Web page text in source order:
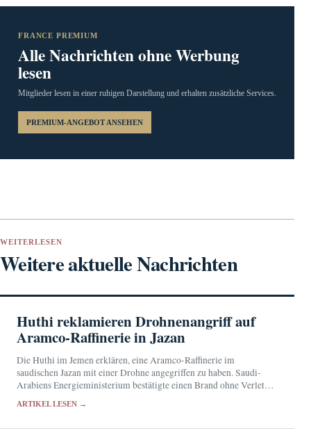
FRANCE PREMIUM
Alle Nachrichten ohne Werbung
lesen
Mitglieder lesen in einer ruhigen Darstellung und erhalten zusätzliche Services.
PREMIUM-ANGEBOT ANSEHEN
WEITERLESEN
Weitere aktuelle Nachrichten
Huthi reklamieren Drohnenangriff auf
Aramco-Raffinerie in Jazan
Die Huthi im Jemen erklären, eine Aramco-Raffinerie im
saudischen Jazan mit einer Drohne angegriffen zu haben. Saudi-
Arabiens Energieministerium bestätigte einen Brand ohne Verletzte,
ARTIKEL LESEN →